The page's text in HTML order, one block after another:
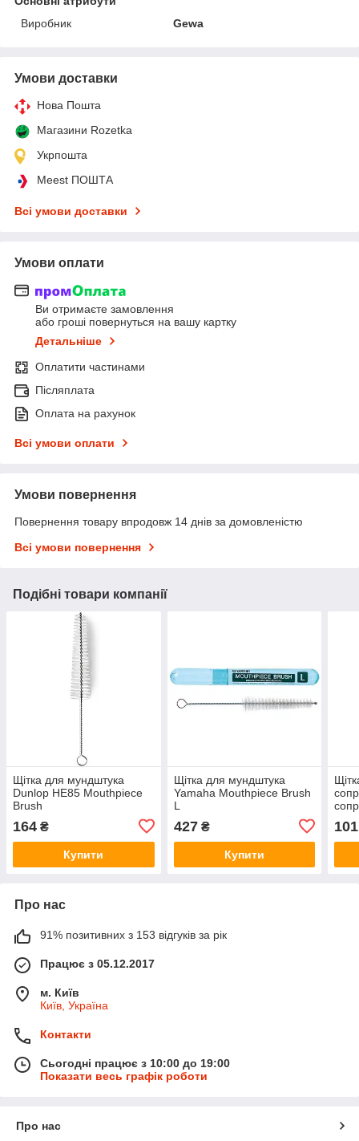
Виробник
Gewa
Умови доставки
Нова Пошта
Магазини Rozetka
Укрпошта
Meest ПОШТА
Всі умови доставки
Умови оплати
Ви отримаєте замовлення
або гроші повернуться на вашу картку
Детальніше
Оплатити частинами
Післяплата
Оплата на рахунок
Всі умови оплати
Умови повернення
Повернення товару впродовж 14 днів за домовленістю
Всі умови повернення
Подібні товари компанії
Щітка для мундштука
Dunlop HE85 Mouthpiece
Brush
164 ₴
Купити
Щітка для мундштука
Yamaha Mouthpiece Brush
L
427₴
Купити
101
Про нас
91% позитивних з 153 відгуків за рік
Працює з 05.12.2017
м. Київ
Київ, Україна
Контакти
Сьогодні працює з 10:00 до 19:00
Показати весь графік роботи
Про нас